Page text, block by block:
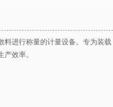
料进行称量的计量设备。专为装载
效率。